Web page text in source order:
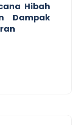
Hibah
Dampak